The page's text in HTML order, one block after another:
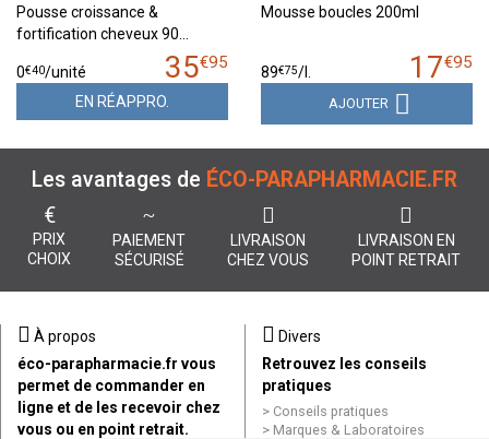
Pousse croissance &
fortification cheveux 90…
35€95
0€40/unité
EN RÉAPPRO.
Mousse boucles 200ml
17€95
89€75/
AJOUTER
Les avantages de ÉCO-PARAPHARMACIE.FR
€
PRIX
CHOIX
PAIEMENT
SÉCURISÉ
LIVRAISON
CHEZ VOUS
LIVRAISON EN
POINT RETRAIT
À propos
éco-parapharmacie.fr vous
permet de commander en
ligne et de les recevoir chez
vous ou en point retrait.
Divers
Retrouvez les conseils
pratiques
Conseils pratiques
Marques & Laboratoires